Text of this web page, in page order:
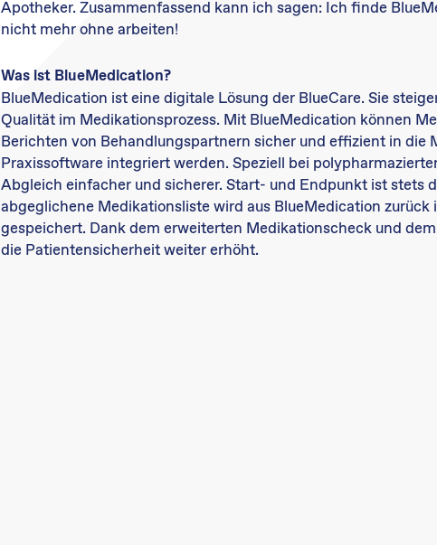
Apotheker. Zusammenfassend kann ich sagen: Ich finde
nicht mehr ohne arbeiten!
Was ist BlueMedication?
BlueMedication ist eine digitale Lösung der BlueCare. Sie
Qualität im Medikationsprozess. Mit BlueMedication können
Berichten von Behandlungspartnern sicher und effizient in die
Praxissoftware integriert werden. Speziell bei
Abgleich einfacher und sicherer. Start- und Endpunkt ist stets
abgeglichene Medikationsliste wird aus BlueMedication zurück
gespeichert. Dank dem erweiterten Medikationscheck und
die Patientensicherheit weiter erhöht.